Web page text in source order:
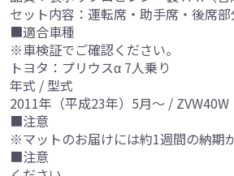
セット内容：運転席・助手席・後席
■適合車種
※車検証でご確認ください。
トヨタ：プリウスα 7人乗り
年式 / 型式
2011年（平成23年）5月～ / ZVW40W
■注意
※マットのお届けには約1週間の納期
■注意